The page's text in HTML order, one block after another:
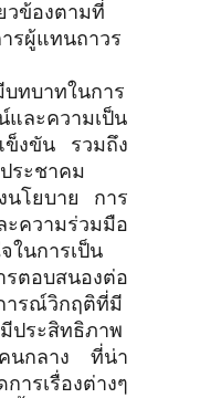
วข้องตามที่
รผู้แทนถาวร
ทบาทในการ
และความเป็น
ข็งขัน รวมถึง
ระชาคม
นโยบาย การ
ความร่วมมือ
ในการเป็น
ตอบสนองต่อ
ารณ์วิกฤติที่มี
ประสิทธิภาพ
นกลาง ที่น่า
ารเรื่องต่างๆ